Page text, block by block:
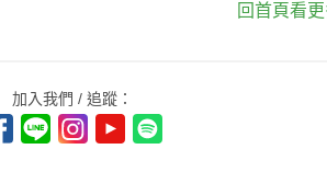
回首頁看
加入我們 / 追蹤：